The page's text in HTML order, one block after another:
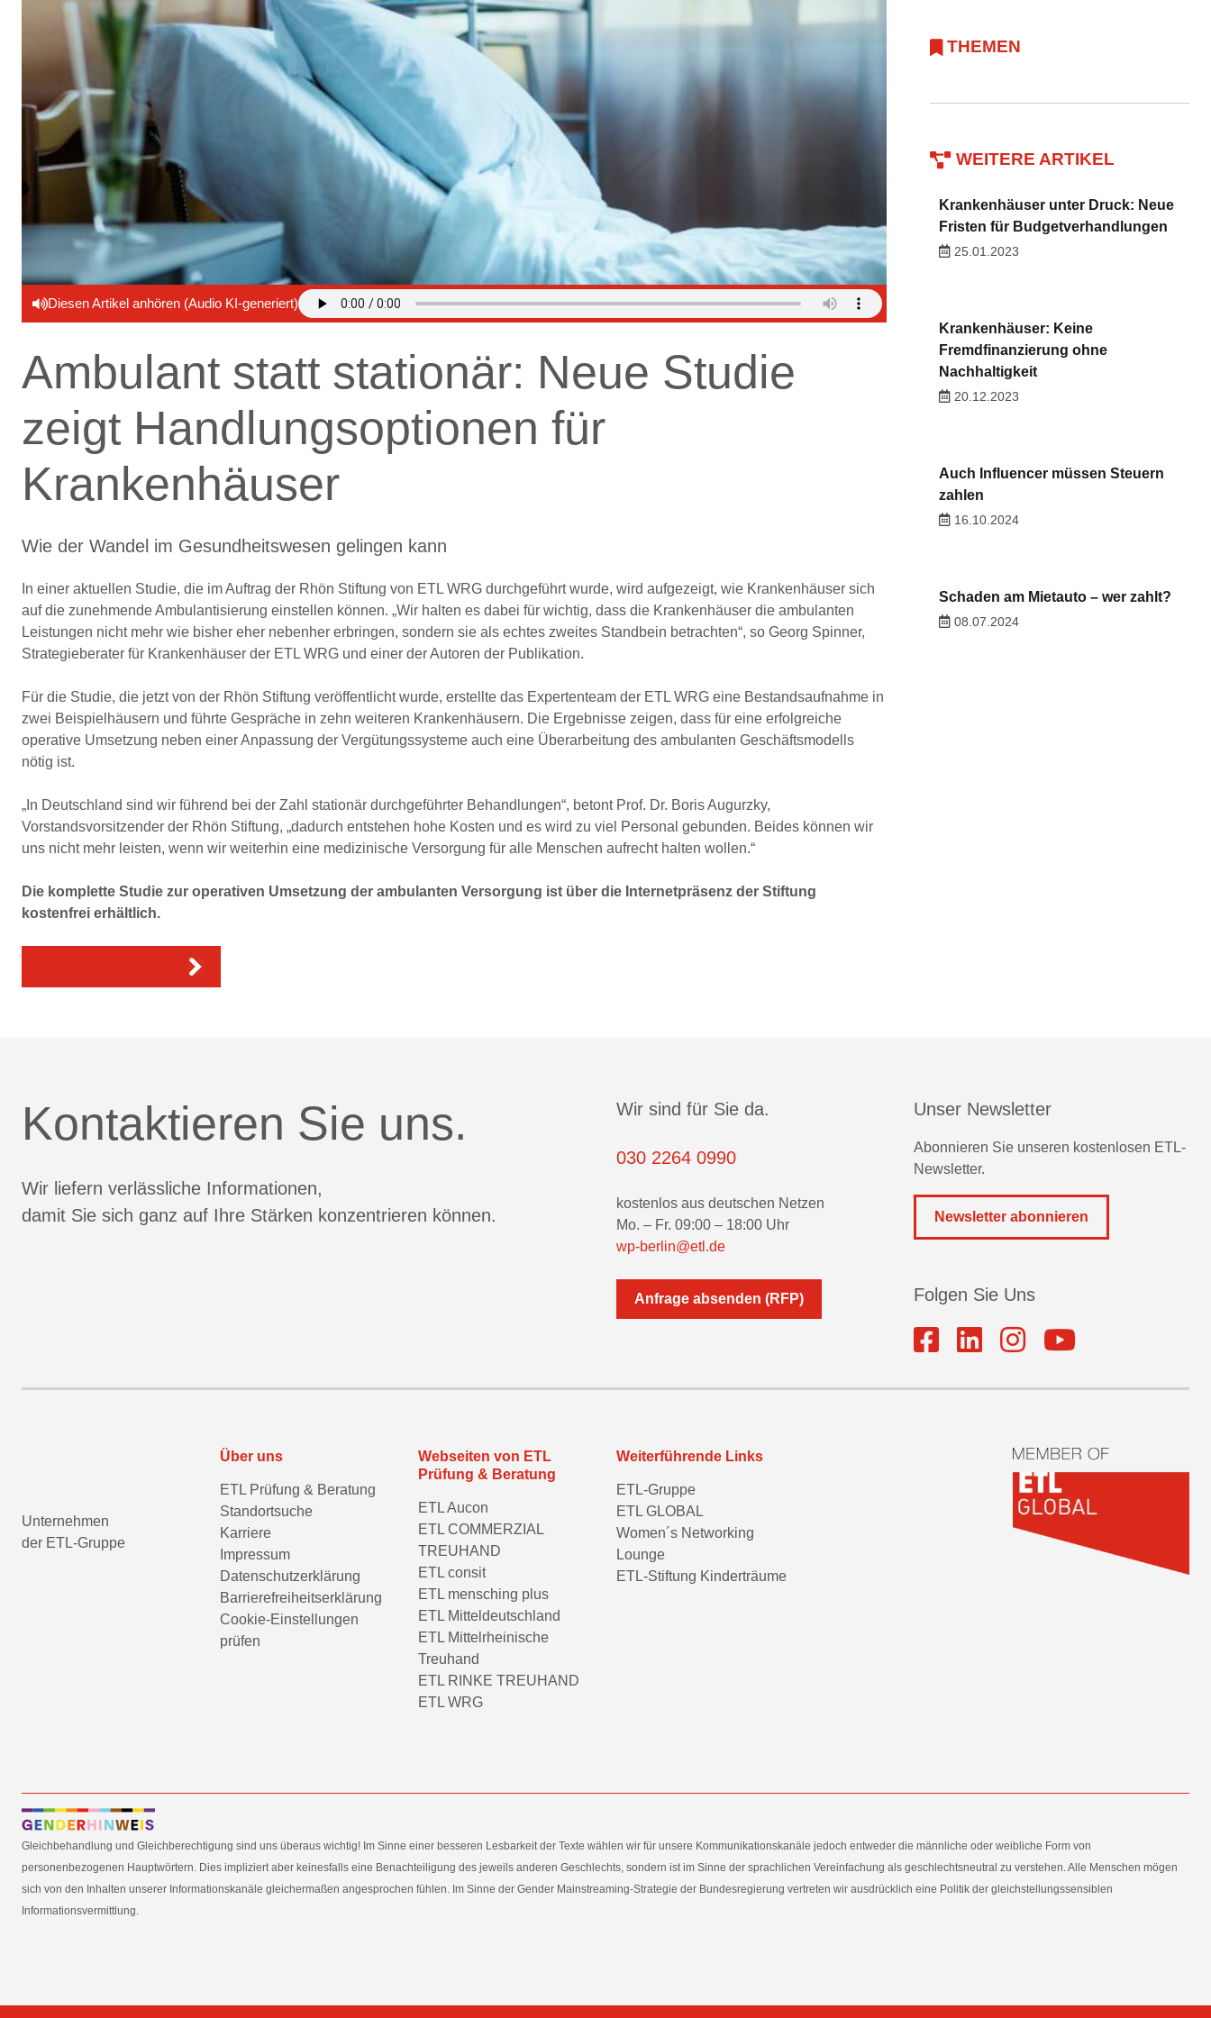
Diesen Artikel anhören (Audio KI-generiert)
Ambulant statt stationär: Neue Studie
zeigt Handlungsoptionen für
Krankenhäuser
Wie der Wandel im Gesundheitswesen gelingen kann
In einer aktuellen Studie, die im Auftrag der Rhön Stiftung von ETL WRG durchgeführt wurde, wird aufgezeigt, wie Krankenhäuser sich
auf die zunehmende Ambulantisierung einstellen können. „Wir halten es dabei für wichtig, dass die Krankenhäuser die ambulanten
Leistungen nicht mehr wie bisher eher nebenher erbringen, sondern sie als echtes zweites Standbein betrachten“, so Georg Spinner,
Strategieberater für Krankenhäuser der ETL WRG und einer der Autoren der Publikation.
Für die Studie, die jetzt von der Rhön Stiftung veröffentlicht wurde, erstellte das Expertenteam der ETL WRG eine Bestandsaufnahme in
zwei Beispielhäusern und führte Gespräche in zehn weiteren Krankenhäusern. Die Ergebnisse zeigen, dass für eine erfolgreiche
operative Umsetzung neben einer Anpassung der Vergütungssysteme auch eine Überarbeitung des ambulanten Geschäftsmodells
nötig ist.
„In Deutschland sind wir führend bei der Zahl stationär durchgeführter Behandlungen“, betont Prof. Dr. Boris Augurzky,
Vorstandsvorsitzender der Rhön Stiftung, „dadurch entstehen hohe Kosten und es wird zu viel Personal gebunden. Beides können wir
uns nicht mehr leisten, wenn wir weiterhin eine medizinische Versorgung für alle Menschen aufrecht halten wollen.“
Die komplette Studie zur operativen Umsetzung der ambulanten Versorgung ist über die Internetpräsenz der Stiftung
kostenfrei erhältlich.
THEMEN
WEITERE ARTIKEL
Krankenhäuser unter Druck: Neue
Fristen für Budgetverhandlungen
25.01.2023
Krankenhäuser: Keine
Fremdfinanzierung ohne
Nachhaltigkeit
20.12.2023
Auch Influencer müssen Steuern
zahlen
16.10.2024
Schaden am Mietauto – wer zahlt?
08.07.2024
Kontaktieren Sie uns.
Wir liefern verlässliche Informationen,
damit Sie sich ganz auf Ihre Stärken konzentrieren können.
Wir sind für Sie da.
030 2264 0990
kostenlos aus deutschen Netzen
Mo. – Fr. 09:00 – 18:00 Uhr
wp-berlin@etl.de
Anfrage absenden (RFP)
Unser Newsletter
Abonnieren Sie unseren kostenlosen ETL-
Newsletter.
Newsletter abonnieren
Folgen Sie Uns
Unternehmen
der ETL-Gruppe
Über uns
ETL Prüfung & Beratung
Standortsuche
Karriere
Impressum
Datenschutzerklärung
Barrierefreiheitserklärung
Cookie-Einstellungen
prüfen
Webseiten von ETL
Prüfung & Beratung
ETL Aucon
ETL COMMERZIAL
TREUHAND
ETL consit
ETL mensching plus
ETL Mitteldeutschland
ETL Mittelrheinische
Treuhand
ETL RINKE TREUHAND
ETL WRG
Weiterführende Links
ETL-Gruppe
ETL GLOBAL
Women´s Networking
Lounge
ETL-Stiftung Kinderträume
Gleichbehandlung und Gleichberechtigung sind uns überaus wichtig! Im Sinne einer besseren Lesbarkeit der Texte wählen wir für unsere Kommunikationskanäle jedoch entweder die männliche oder weibliche Form von
personenbezogenen Hauptwörtern. Dies impliziert aber keinesfalls eine Benachteiligung des jeweils anderen Geschlechts, sondern ist im Sinne der sprachlichen Vereinfachung als geschlechtsneutral zu verstehen. Alle Menschen mögen
sich von den Inhalten unserer Informationskanäle gleichermaßen angesprochen fühlen. Im Sinne der Gender Mainstreaming-Strategie der Bundesregierung vertreten wir ausdrücklich eine Politik der gleichstellungssensiblen
Informationsvermittlung.